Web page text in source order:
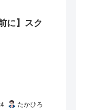
に】スク
たかひろ